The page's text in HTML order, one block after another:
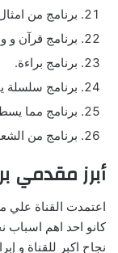
برنامج من
برنامج قرآن و
برنامج براءة.
برنامج سلسلة
برنامج مما
برنامج من
أبرز مقدمي
اعتمدت القناة علي
كانو احد اهم اسباب
نجاح اكبر للقناة و